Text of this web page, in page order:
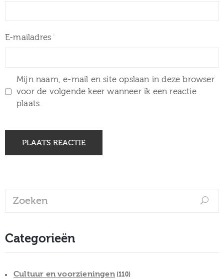
E-mailadres
Mijn naam, e-mail en site opslaan in deze browser
voor de volgende keer wanneer ik een reactie
plaats.
Categorieën
Cultuur en voorzieningen(110)